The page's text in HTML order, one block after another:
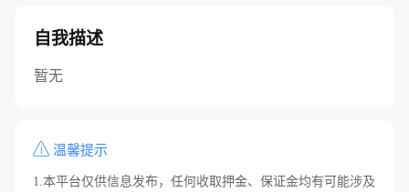
自我描述
暂无
温馨提示
1.本平台仅供信息发布，任何收取押金、保证金均有可能涉及